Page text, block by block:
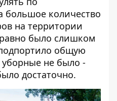
большое количество
на территории
было слишком
общую
не было -
достаточно.